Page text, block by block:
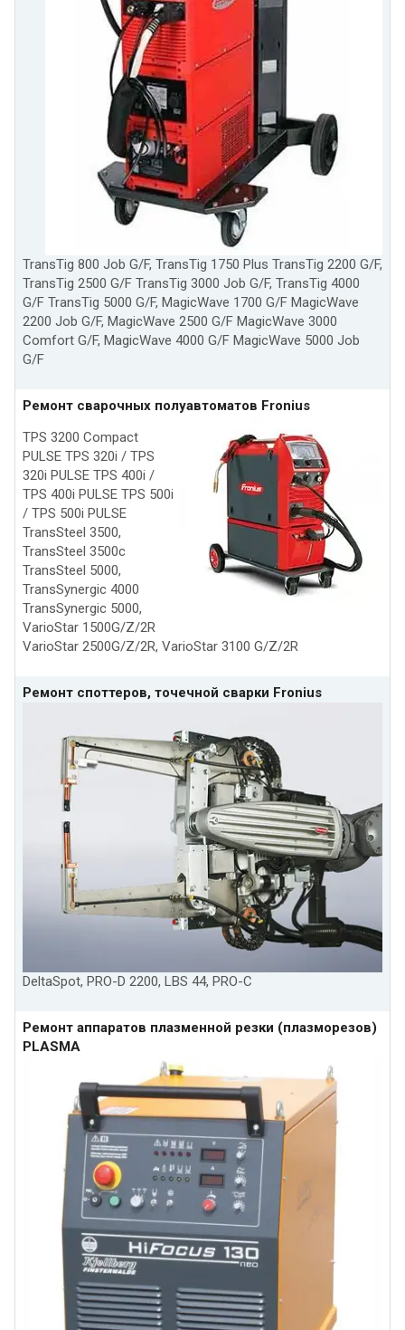
TransTig 800 Job G/F, TransTig 1750 Plus TransTig 2200 G/F,
TransTig 2500 G/F TransTig 3000 Job G/F, TransTig 4000
G/F TransTig 5000 G/F, MagicWave 1700 G/F MagicWave
2200 Job G/F, MagicWave 2500 G/F MagicWave 3000
Comfort G/F, MagicWave 4000 G/F MagicWave 5000 Job
G/F
Ремонт сварочных полуавтоматов Fronius
TPS 3200 Compact
PULSE TPS 320i / TPS
320i PULSE TPS 400i /
TPS 400i PULSE TPS 500i
/ TPS 500i PULSE
TransSteel 3500,
TransSteel 3500c
TransSteel 5000,
TransSynergic 4000
TransSynergic 5000,
VarioStar 1500G/Z/2R
VarioStar 2500G/Z/2R, VarioStar 3100 G/Z/2R
Ремонт споттеров, точечной сварки Fronius
DeltaSpot, PRO-D 2200, LBS 44, PRO-C
Ремонт аппаратов плазменной резки (плазморезов)
PLASMA